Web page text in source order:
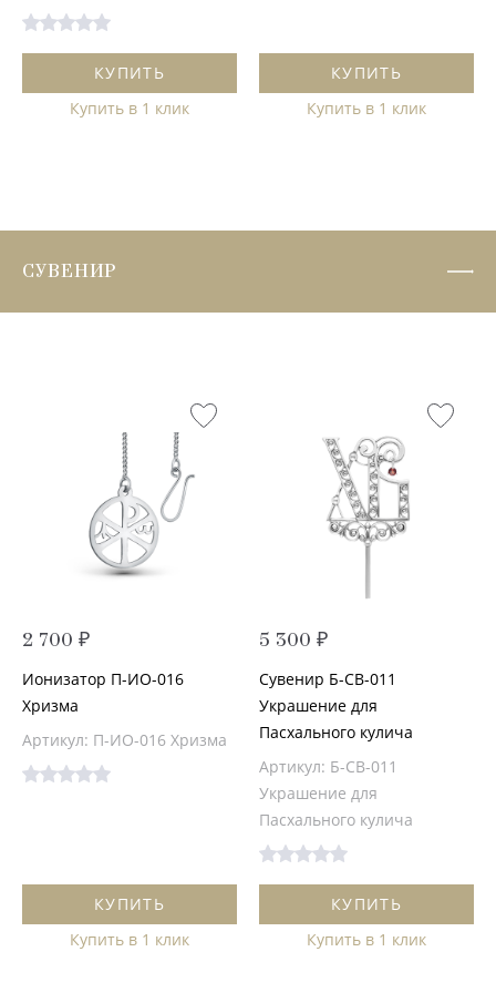
КУПИТЬ
Купить в 1 клик
КУПИТЬ
Купить в 1 клик
СУВЕНИР
2 700 ₽
Ионизатор П-ИО-016
Хризма
Артикул: П-ИО-016 Хризма
КУПИТЬ
Купить в 1 клик
5 300 ₽
Сувенир Б-СВ-011
Украшение для
Пасхального кулича
Артикул: Б-СВ-011
Украшение для
Пасхального кулича
КУПИТЬ
Купить в 1 клик